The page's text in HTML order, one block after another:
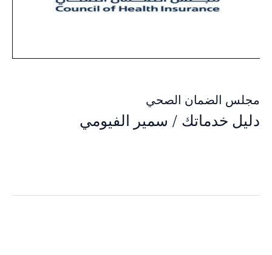
مجلس الضمان الصحي
دليل خدماتك / سمير الفيومي